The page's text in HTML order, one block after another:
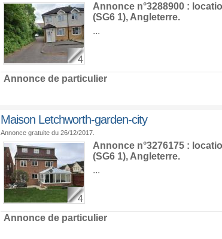
4
Annonce n°3288900 :
(SG6 1), Angleterre.
...
Annonce de particulier
Maison Letchworth-garden-city
Annonce gratuite du 26/12/2017.
4
Annonce n°3276175 :
(SG6 1), Angleterre.
...
Annonce de particulier